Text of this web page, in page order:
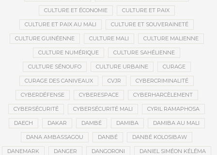
CULTURE ET ÉCONOMIE CULTURE ET PAIX
CULTURE ET PAIX AU MALI CULTURE ET SOUVERAINETÉ
CULTURE GUINÉENNE CULTURE MALI CULTURE MALIENNE
CULTURE NUMÉRIQUE CULTURE SAHÉLIENNE
CULTURE SÉNOUFO CULTURE URBAINE CURAGE
CURAGE DES CANIVEAUX CVJR CYBERCRIMINALITÉ
CYBERDÉFENSE CYBERESPACE CYBERHARCÈLEMENT
CYBERSÉCURITÉ CYBERSÉCURITÉ MALI CYRIL RAMAPHOSA
DAECH DAKAR DAMBÉ DAMIBA DAMIBA AU MALI
DANA AMBASSAGOU DANBÉ DANBÉ KOLOSIBAW
DANEMARK DANGER DANGORONI DANIEL SIMÉON KÉLÉMA